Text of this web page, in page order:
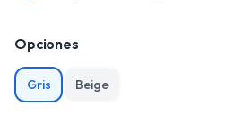
Opciones
Gris Beige